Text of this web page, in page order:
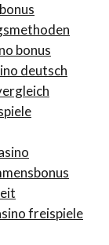
bonus
deutsch
freispiele